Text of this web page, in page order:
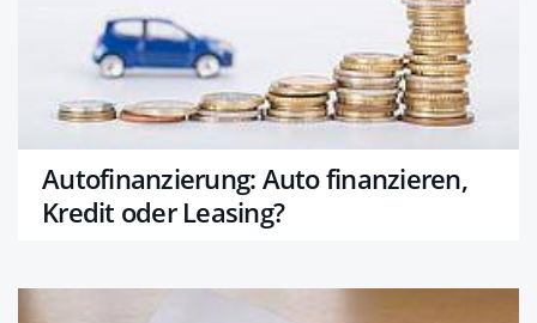
Autofinanzierung: Auto finanzieren,
Kredit oder Leasing?